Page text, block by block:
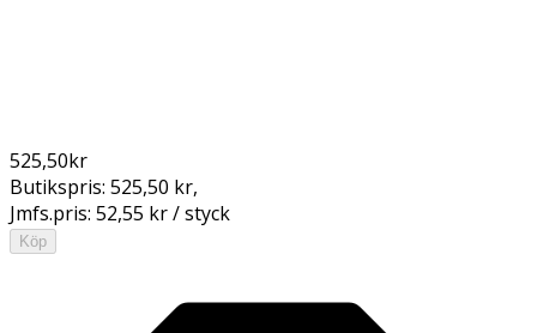
525,50kr
Butikspris: 525,50 kr,
Jmfs.pris: 52,55 kr / styck
Köp